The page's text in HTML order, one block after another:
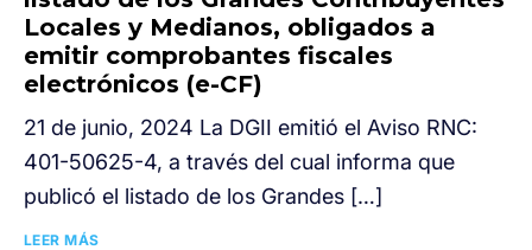
Locales y Medianos, obligados a
emitir comprobantes fiscales
electrónicos (e-CF)
21 de junio, 2024 La DGII emitió el Aviso RNC:
401-50625-4, a través del cual informa que
publicó el listado de los Grandes […]
LEER MÁS